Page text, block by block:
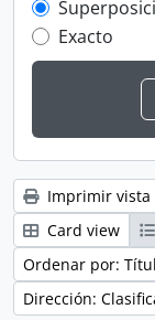
Exacto
Imprimir vista
Card view
Ordenar por:
Dirección: